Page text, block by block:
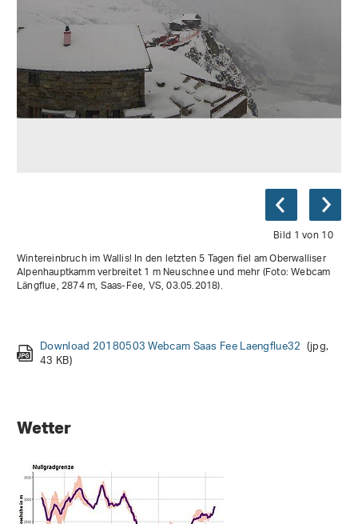
Bild 1 von 10
Wintereinbruch im Wallis! In den letzten 5 Tagen fiel am Oberwalliser
Alpenhauptkamm verbreitet 1 m Neuschnee und mehr (Foto: Webcam
Längflue, 2874 m, Saas-Fee, VS, 03.05.2018).
Download 20180503 Webcam Saas Fee Laengflue32 (jpg,
43 KB)
ValSagliainsSteinbockOpferLawine (jpg, 88 KB)
Download 20180427 JVAllet PointedePreFleuri 1(jpg, 193
KB)
Download 20180427 JVAllet PointedePreFleuri 4(jpg, 150
KB)
Download 20180427 NLevy Oberalppass 6(jpg, 168 KB)
Download 20180428 EMuller PicChaussy 1 Abgangsdatum
Download 20180428 PDegonda Genepi (jpg, 76 KB)
Wetter